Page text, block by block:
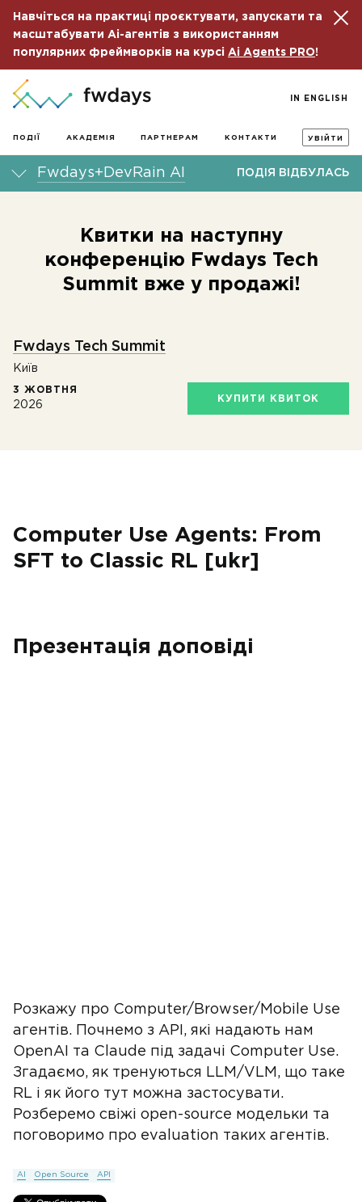
Навчіться на практиці проєктувати, запускати та
масштабувати Ai-агентів з використанням
популярних фреймворків на курсі Ai Agents PRO!
ПОДІЇ АКАДЕМІЯ ПАРТНЕРАМ КОНТАКТИ УВІЙТИ
IN ENGLISH
Fwdays+DevRain AI ПОДІЯ ВІДБУЛАСЬ
Квитки на наступну
конференцію Fwdays Tech
Summit вже у продажі!
Fwdays Tech Summit
Київ
3 ЖОВТНЯ
2026
КУПИТИ КВИТОК
Computer Use Agents: From
SFT to Classic RL [ukr]
Презентація доповіді
Розкажу про Computer/Browser/Mobile Use
агентів. Почнемо з API, які надають нам
OpenAI та Claude під задачі Computer Use.
Згадаємо, як тренуються LLM/VLM, що таке
RL і як його тут можна застосувати.
Розберемо свіжі open-source модельки та
поговоримо про evaluation таких агентів.
AI Open Source API